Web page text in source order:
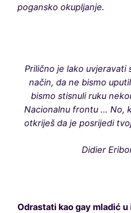
pogansko okupljanje.
Prilično je lako uvjeravati
način, da ne bismo
bismo stisnuli ruku
Nacionalnu frontu … No,
otkriješ da je posrijedi
Didier
Odrastati kao gay mladić